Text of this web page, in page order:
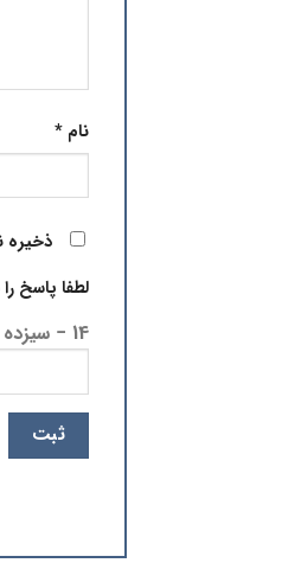
نام *
ذخیره
لطفا پاسخ
14 − سیزده =